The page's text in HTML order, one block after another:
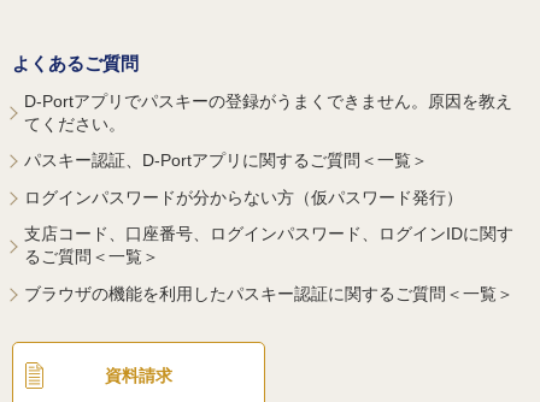
よくあるご質問
D-Portアプリでパスキーの登録がうまくできません。原因を教え
てください。
パスキー認証、D-Portアプリに関するご質問＜一覧＞
ログインパスワードが分からない方（仮パスワード発行）
支店コード、口座番号、ログインパスワード、ログインIDに関す
るご質問＜一覧＞
ブラウザの機能を利用したパスキー認証に関するご質問＜一覧＞
資料請求